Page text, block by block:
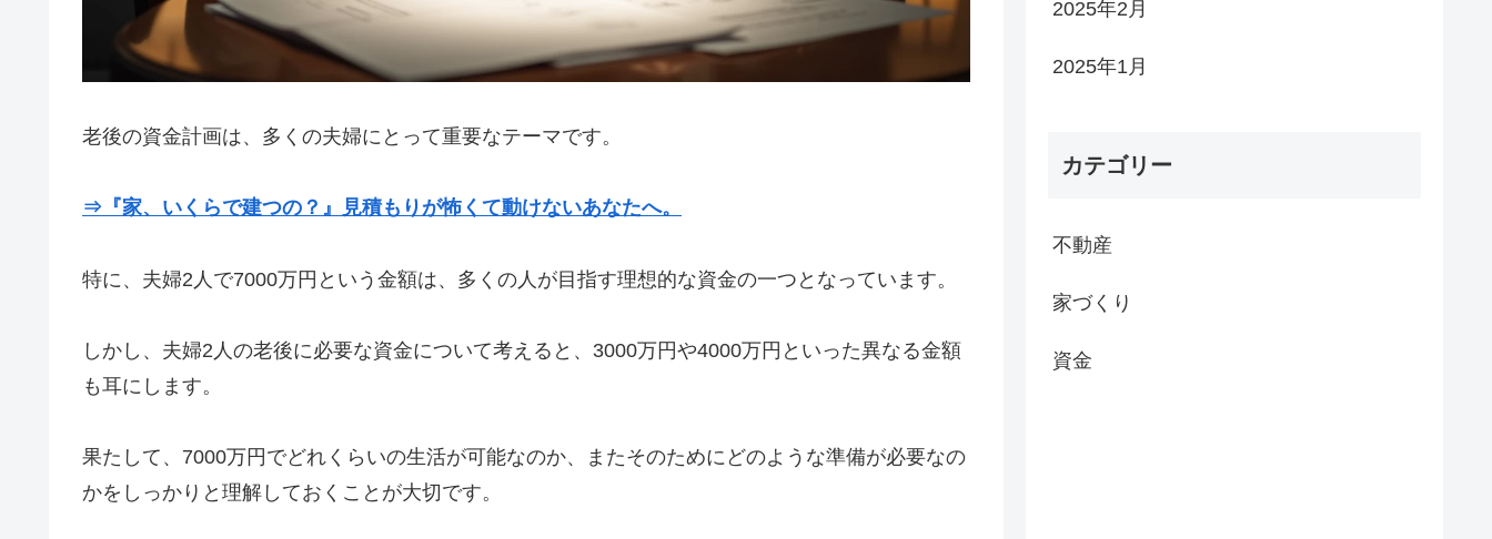
老後の資金計画は、多くの夫婦にとって重要なテーマです。
⇒『家、いくらで建つの？』見積もりが怖くて動けないあなたへ。
特に、夫婦2人で7000万円という金額は、多くの人が目指す理想的な資金の一つとなっています。
しかし、夫婦2人の老後に必要な資金について考えると、3000万円や4000万円といった異なる金額
も耳にします。
果たして、7000万円でどれくらいの生活が可能なのか、またそのためにどのような準備が必要なの
かをしっかりと理解しておくことが大切です。
2025年2月
2025年1月
カテゴリー
不動産
家づくり
資金